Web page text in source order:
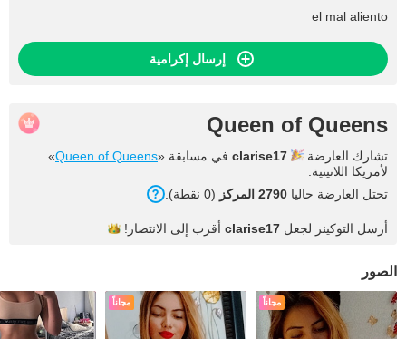
el mal aliento
إرسال إكرامية
Queen of Queens
تشارك العارضة clarise17 في مسابقة «Queen of Queens
»
لأمريكا اللاتينية.
تحتل العارضة حاليا 2790 المركز (0 نقطة).
أرسل التوكينز لجعل clarise17 أقرب إلى الانتصار!
الصور
مجاناً مجاناً